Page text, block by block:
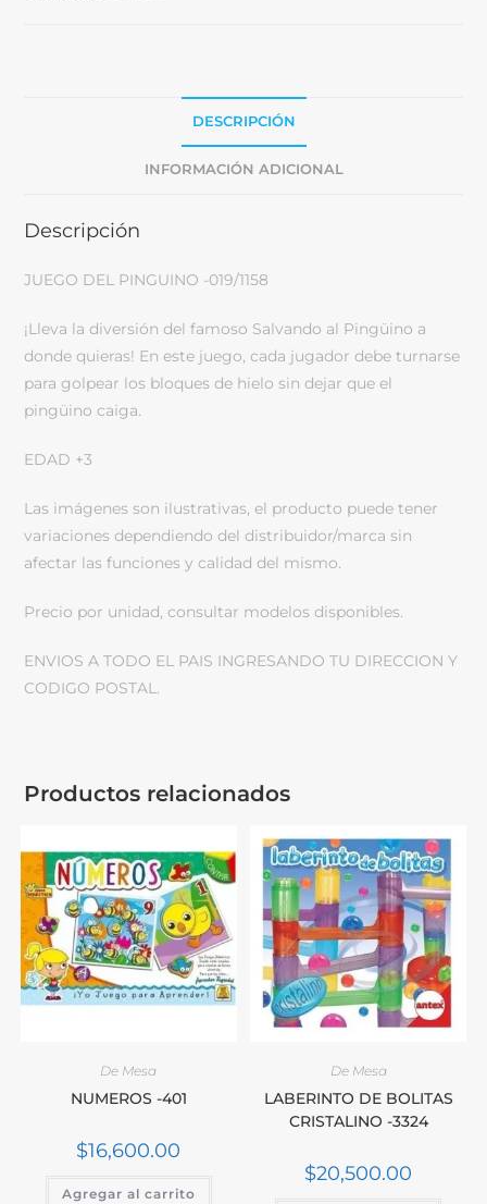
DESCRIPCIÓN
INFORMACIÓN ADICIONAL
Descripción
JUEGO DEL PINGUINO -019/1158
¡Lleva la diversión del famoso Salvando al Pingüino a
donde quieras! En este juego, cada jugador debe turnarse
para golpear los bloques de hielo sin dejar que el
pingüino caiga.
EDAD +3
Las imágenes son ilustrativas, el producto puede tener
variaciones dependiendo del distribuidor/marca sin
afectar las funciones y calidad del mismo.
Precio por unidad, consultar modelos disponibles.
ENVIOS A TODO EL PAIS INGRESANDO TU DIRECCION Y
CODIGO POSTAL.
Productos relacionados
De Mesa
NUMEROS -401
$16,600.00
Agregar al carrito
De Mesa
LABERINTO DE BOLITAS
CRISTALINO -3324
$20,500.00